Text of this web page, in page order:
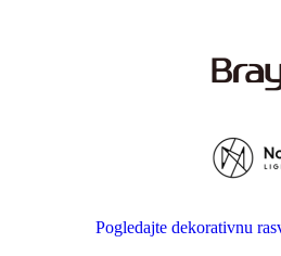
Pogledajte dekorativnu